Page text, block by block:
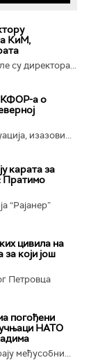
КиМ,
су директора...
КФОР-а о
изазови...
карата за
Пратимо
“Рајанер”
цивила на
који још
Петровца
погођени
НАТО
међусобни...